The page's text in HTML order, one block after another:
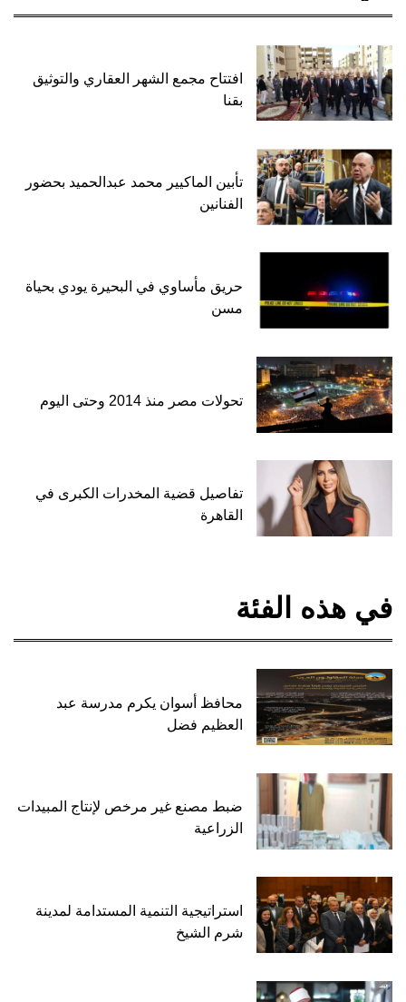
افتتاح مجمع الشهر العقاري والتوثيق
بقنا
تأبين الماكيير محمد عبدالحميد بحضور
الفنانين
حريق مأساوي في البحيرة يودي بحياة
مسن
تحولات مصر منذ 2014 وحتى اليوم
تفاصيل قضية المخدرات الكبرى في
القاهرة
في هذه الفئة
محافظ أسوان يكرم مدرسة عبد
العظيم فضل
ضبط مصنع غير مرخص لإنتاج المبيدات
الزراعية
استراتيجية التنمية المستدامة لمدينة
شرم الشيخ